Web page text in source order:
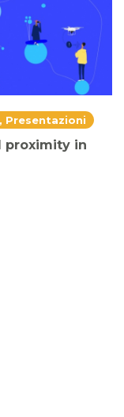
Presentazioni
proximity in